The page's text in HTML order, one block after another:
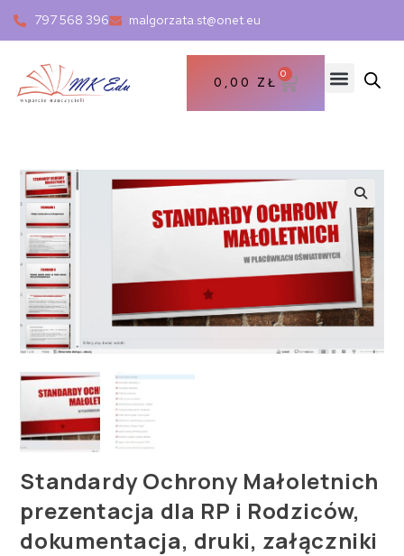
797 568 396 malgorzata.st@onet.eu
0,00 ZŁ
0
Standardy Ochrony Małoletnich
prezentacja dla RP i Rodziców,
dokumentacja, druki, załączniki